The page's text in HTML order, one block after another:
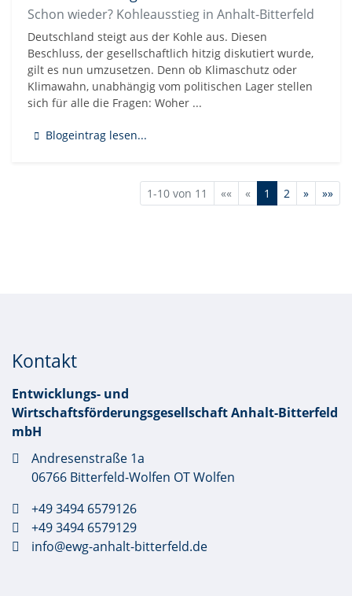
Schon wieder? Kohleausstieg in Anhalt-Bitterfeld
Deutschland steigt aus der Kohle aus. Diesen
Beschluss, der gesellschaftlich hitzig diskutiert wurde,
gilt es nun umzusetzen. Denn ob Klimaschutz oder
Klimawahn, unabhängig vom politischen Lager stellen
sich für alle die Fragen: Woher ...
Blogeintrag lesen...
1-10 von 11 «« « 1 2 » »»
Kontakt
Entwicklungs- und
Wirtschaftsförderungsgesellschaft Anhalt-Bitterfeld
mbH
Andresenstraße 1a
06766 Bitterfeld-Wolfen OT Wolfen
+49 3494 6579126
+49 3494 6579129
info@ewg-anhalt-bitterfeld.de